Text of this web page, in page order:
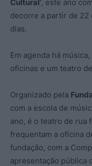
Cultural’, este ano
decorre a partir de
dias.
Em agenda há
oficinas e um teatro
Organizado pela
com a escola de
ano, é o teatro de rua
frequentam a oficina
fundação, com a
apresentação pública